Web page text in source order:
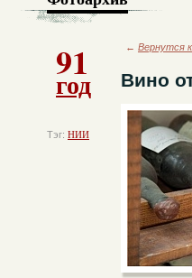
91
год
Тэг: НИИ
← Вернутся
Вино